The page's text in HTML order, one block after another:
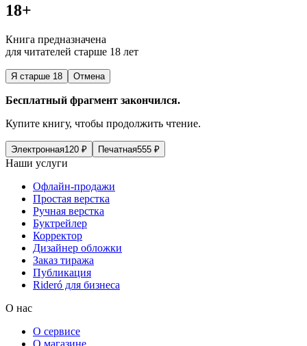
18+
Книга предназначена
для читателей старше 18 лет
Я старше 18 Отмена
Бесплатный фрагмент закончился.
Купите книгу, чтобы продолжить чтение.
Электронная120 ₽ Печатная555 ₽
Наши услуги
Офлайн-продажи
Простая верстка
Ручная верстка
Буктрейлер
Корректор
Дизайнер обложки
Заказ тиража
Публикация
Rideró для бизнеса
О нас
О сервисе
О магазине